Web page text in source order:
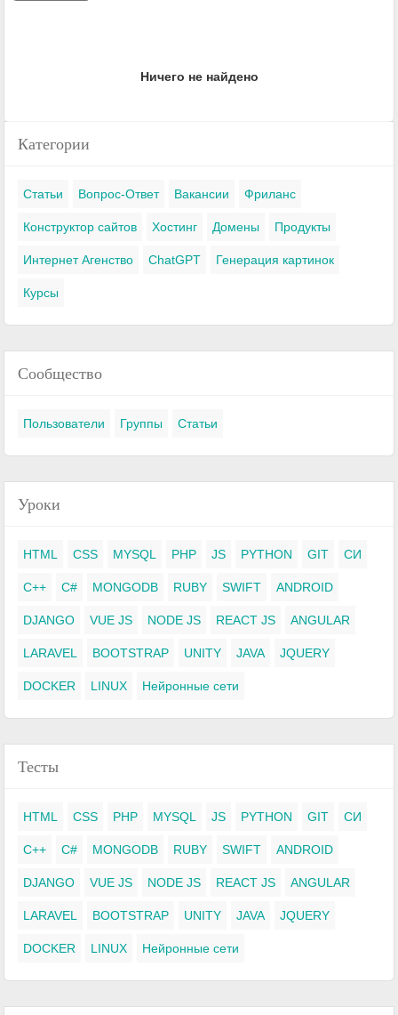
Ничего не найдено
Категории
Статьи Вопрос-Ответ Вакансии Фриланс
Конструктор сайтов Хостинг Домены Продукты
Интернет Агенство ChatGPT Генерация картинок
Курсы
Сообщество
Пользователи Группы Статьи
Уроки
HTML CSS MYSQL PHP JS PYTHON GIT СИ
C++ C# MONGODB RUBY SWIFT ANDROID
DJANGO VUE JS NODE JS REACT JS ANGULAR
LARAVEL BOOTSTRAP UNITY JAVA JQUERY
DOCKER LINUX Нейронные сети
Тесты
HTML CSS PHP MYSQL JS PYTHON GIT СИ
C++ C# MONGODB RUBY SWIFT ANDROID
DJANGO VUE JS NODE JS REACT JS ANGULAR
LARAVEL BOOTSTRAP UNITY JAVA JQUERY
DOCKER LINUX Нейронные сети